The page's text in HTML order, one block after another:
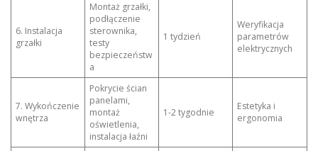
6. Instalacja
grzałki
Montaż grzałki,
podłączenie
sterownika,
testy
bezpieczeństw
a
1 tydzień
Weryfikacja
parametrów
elektrycznych
7. Wykończenie
wnętrza
Pokrycie ścian
panelami,
montaż
oświetlenia,
instalacja łaźni
1‑2 tygodnie
Estetyka i
ergonomia